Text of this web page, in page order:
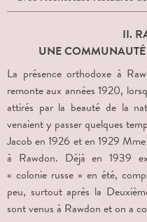
II.
UNE
La présence orthodoxe à
remonte aux années 1920,
attirés par la beauté de la
venaient y passer quelques
Jacob en 1926 et en 1929
à Rawdon. Déjà en 1939
« colonie russe » en été,
peu, surtout après la
sont venus à Rawdon et on a